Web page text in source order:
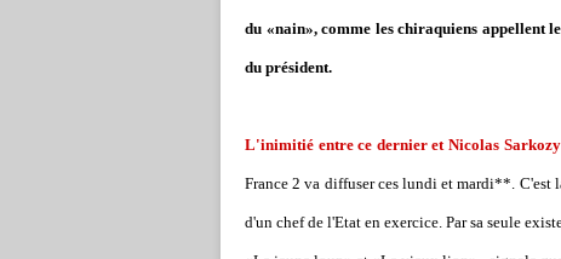
du «nain», comme les chiraquiens appellent
du président.
L'inimitié entre ce dernier et Nicolas
France 2 va diffuser ces lundi et mardi**.
d'un chef de l'Etat en exercice. Par sa seule